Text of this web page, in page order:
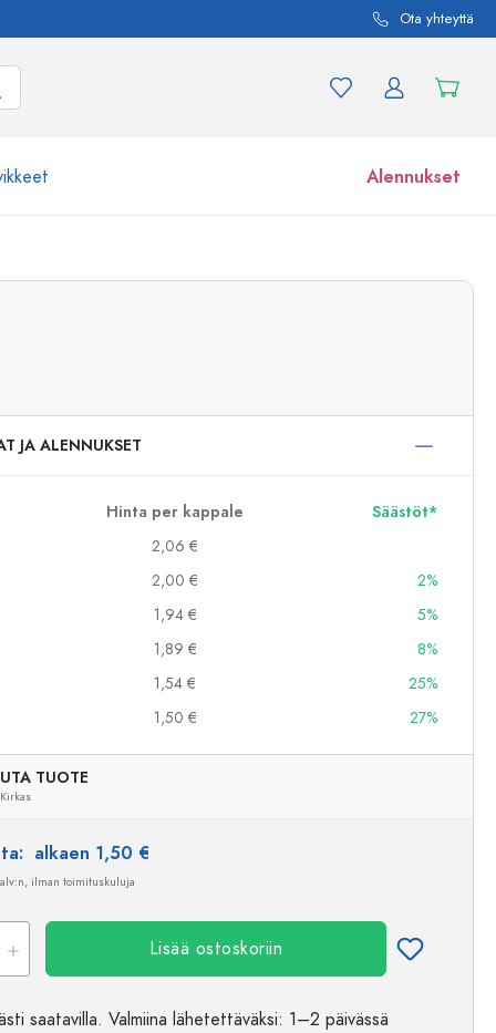
Ota yhteyttä
Alennukset
Lasipurkit
JA ALENNUKSET
Hinta per kappale
Säästöt*
2,06 €
2,00 €
2%
1,94 €
5%
1,89 €
8%
1,54 €
25%
1,50 €
27%
TUOTE
Kirkas
alkaen 1,50 €
ilman toimituskuluja
Lisää ostoskoriin
saatavilla. Valmiina lähetettäväksi: 1–2 päivässä